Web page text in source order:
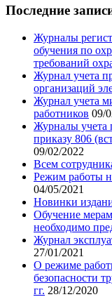
нашего
Последние
Журналы
обучения по
требований
Журнал учета
организаций
Журнал учета
работников 09/
Журналы учета
приказу 806
09/02/2022
Всем
Режим работы
04/05/2021
Новинки
Обучение
необходимо
Журнал
27/01/2021
О режиме
безопасности
гг. 28/12/2020